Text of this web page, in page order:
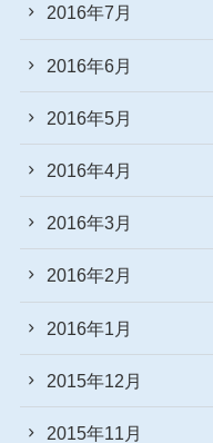
2016年7月
2016年6月
2016年5月
2016年4月
2016年3月
2016年2月
2016年1月
2015年12月
2015年11月